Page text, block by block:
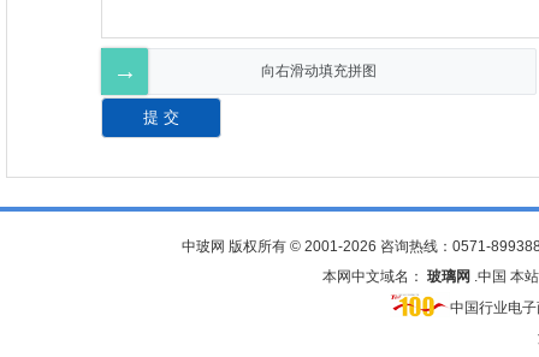
向右滑动填充拼图
→
中玻网 版权所有 © 2001-2026 咨询热线：0571-
本网中文域名： 玻璃网 .中国 本
中国行业电